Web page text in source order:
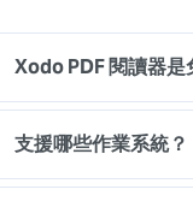
Xodo PDF 閱讀器是
支援哪些作業系統？